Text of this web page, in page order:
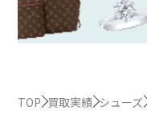
TOP 買取実績 シューズ